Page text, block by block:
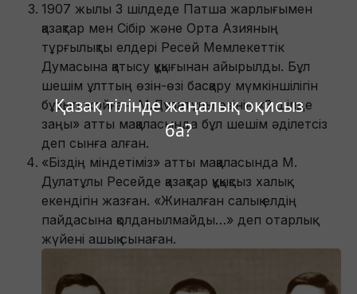
Қазақ тілінде жаңалық оқисыз
ба?
1907 жылы 3 шілдеде Патша жарлығымен
қазақтар мен Сібір және Орта Азияның
тұрғылықты елдері Ресей Мемлекеттік
Думасына қатысу құқығынан айырылды. Бұл
шешім ұлттың өзін-өзі басқару мүмкіншілігін
бұзып жойған. М.Дулатұлы өзінің «3 шілде
заңы» атты мақаласында бұл шешім әділетсіз
деп сынға алған.
«Біздің міндетіміз» атты мақаласында М.
Дулатұлы Ресейде қазақтар құқықсыз халық
екендігін жазған. «Жиналған салық елдің
пайдасына қолданылмайды…» деп отарлық
жүйені ашық сынаған.